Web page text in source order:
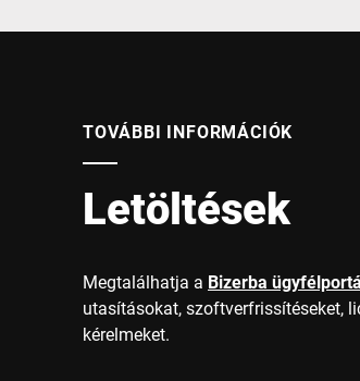
TOVÁBBI INFORMÁCIÓK
Letöltések
Megtalálhatja a Bizerba
utasításokat, szoftverfrissítéseket,
kérelmeket.